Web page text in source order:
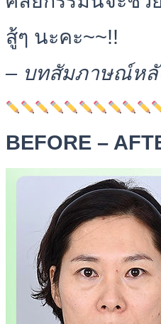
สู้ๆ นะคะ~~!!
– บทสัมภาษณ์หลั
BEFORE –